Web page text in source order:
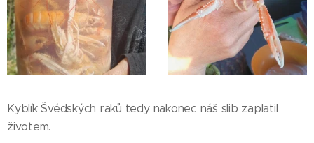
Kyblík Švédských raků tedy nakonec náš slib zaplatil
životem.